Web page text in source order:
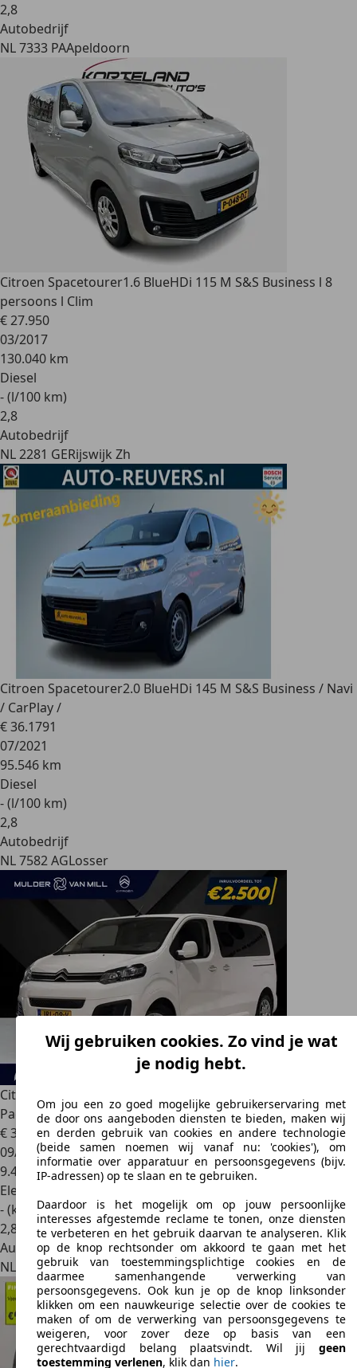
2,8
Autobedrijf
NL 7333 PAApeldoorn
Citroen Spacetourer1.6 BlueHDi 115 M S&S Business l 8
persoons l Clim
€ 27.950
03/2017
130.040 km
Diesel
- (l/100 km)
2,8
Autobedrijf
NL 2281 GERijswijk Zh
Citroen Spacetourer2.0 BlueHDi 145 M S&S Business / Navi
/ CarPlay /
€ 36.1791
07/2021
95.546 km
Diesel
- (l/100 km)
2,8
Autobedrijf
NL 7582 AGLosser
Citroen Spacetourer
Pack EV 50kWh
€ 34.995
09/2021
9.479 km
Elektrisch
- (kWh/100 km)
2,8
Autobedrijf
NL 4206 CCGorinchem
Wij gebruiken cookies. Zo vind je wat
je nodig hebt.
Om jou een zo goed mogelijke gebruikerservaring met
de door ons aangeboden diensten te bieden, maken wij
en derden gebruik van cookies en andere technologie
(beide samen noemen wij vanaf nu: 'cookies'), om
informatie over apparatuur en persoonsgegevens (bijv.
IP-adressen) op te slaan en te gebruiken.
Daardoor is het mogelijk om op jouw persoonlijke
interesses afgestemde reclame te tonen, onze diensten
te verbeteren en het gebruik daarvan te analyseren. Klik
op de knop rechtsonder om akkoord te gaan met het
gebruik van toestemmingsplichtige cookies en de
daarmee samenhangende verwerking van
persoonsgegevens. Ook kun je op de knop linksonder
klikken om een nauwkeurige selectie over de cookies te
maken of om de verwerking van persoonsgegevens te
weigeren, voor zover deze op basis van een
gerechtvaardigd belang plaatsvindt. Wil jij geen
toestemming verlenen, klik dan hier.